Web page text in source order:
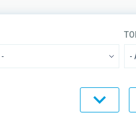
-